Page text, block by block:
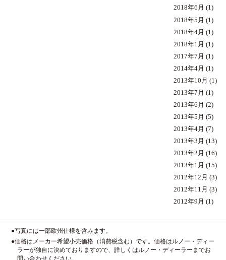
2018年6月 (1)
2018年5月 (1)
2018年4月 (1)
2018年1月 (1)
2017年7月 (1)
2014年4月 (1)
2013年10月 (1)
2013年7月 (1)
2013年6月 (2)
2013年5月 (5)
2013年4月 (7)
2013年3月 (13)
2013年2月 (16)
2013年1月 (15)
2012年12月 (3)
2012年11月 (3)
2012年9月 (1)
●写真には一部欧州仕様を含みます。
●価格はメーカー希望小売価格（消費税含む）です。価格はルノー・ディー
ラーが独自に決めておりますので、詳しくはルノー・ディーラーまでお
問い合わせください。